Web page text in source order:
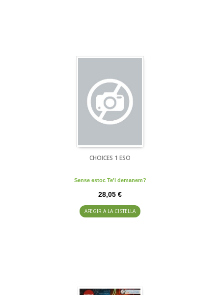
CHOICES 1 ESO
Sense estoc Te'l demanem?
28,05 €
AFEGIR A LA CISTELLA